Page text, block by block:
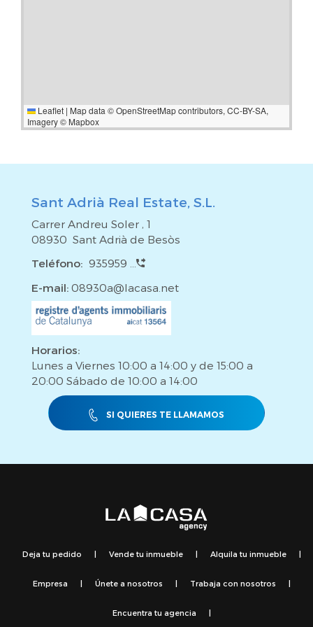
Leaflet | Map data ©OpenStreetMapcontributors, CC-BY-SA,
Imagery © Mapbox
Sant Adrià Real Estate, S.L.
Carrer Andreu Soler , 1
08930 Sant Adrià de Besòs
Teléfono: 935959 ...
E-mail: 08930a@lacasa.net
Horarios:
Lunes a Viernes 10:00 a 14:00 y de 15:00 a
20:00 Sábado de 10:00 a 14:00
SI QUIERES TE LLAMAMOS
Deja tu pedido Vende tu inmueble Alquila tu inmueble
Empresa Únete a nosotros Trabaja con nosotros
Encuentra tu agencia